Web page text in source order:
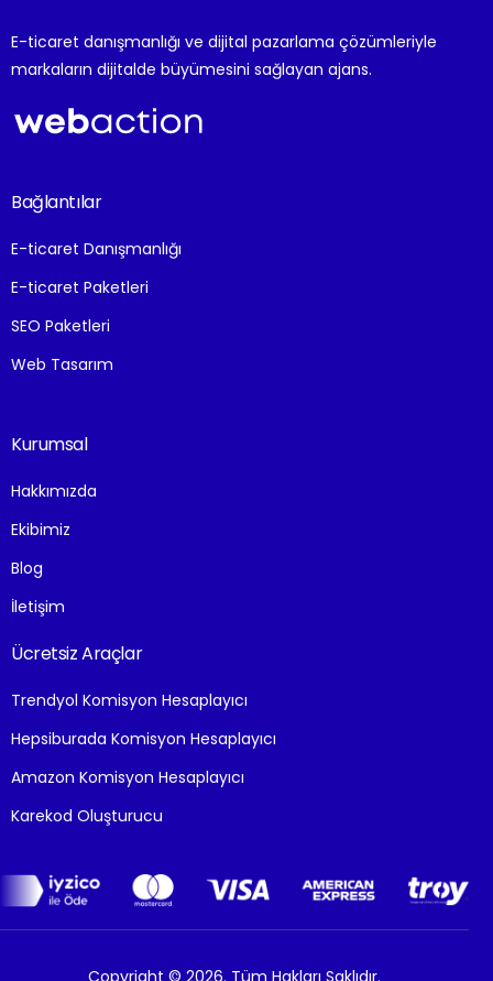
E-ticaret danışmanlığı ve dijital pazarlama çözümleriyle
markaların dijitalde büyümesini sağlayan ajans.
Bağlantılar
E-ticaret Danışmanlığı
E-ticaret Paketleri
SEO Paketleri
Web Tasarım
Kurumsal
Hakkımızda
Ekibimiz
Blog
İletişim
Ücretsiz Araçlar
Trendyol Komisyon Hesaplayıcı
Hepsiburada Komisyon Hesaplayıcı
Amazon Komisyon Hesaplayıcı
Karekod Oluşturucu
Copyright © 2026. Tüm Hakları Saklıdır.